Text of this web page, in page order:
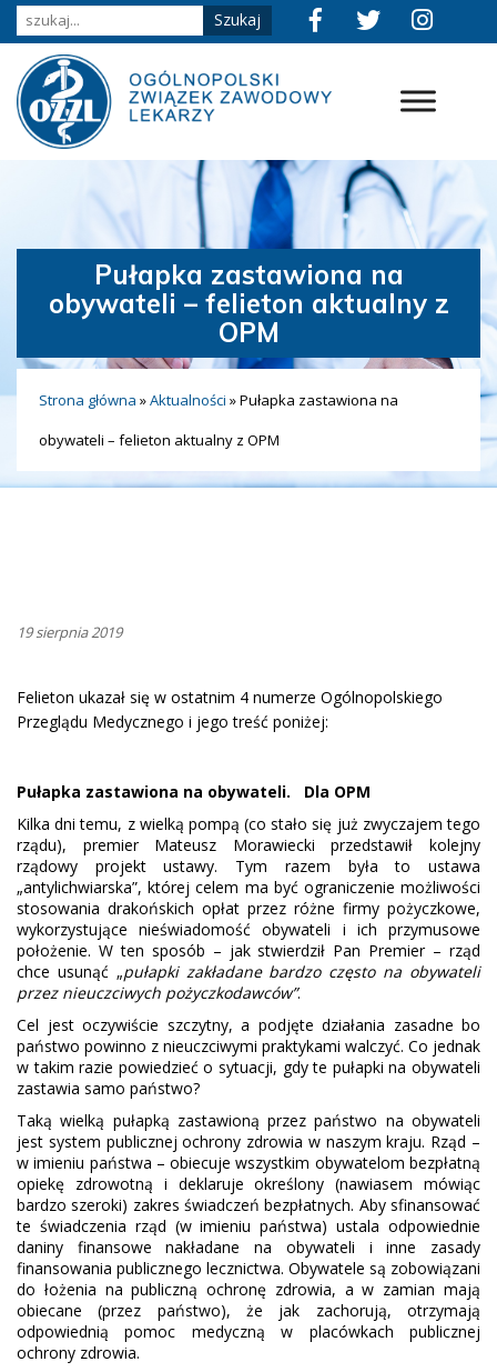
Pułapka zastawiona na
obywateli – felieton aktualny z
OPM
Strona główna »Aktualności »Pułapka zastawiona na
obywateli – felieton aktualny z OPM
19 sierpnia 2019
Felieton ukazał się w ostatnim 4 numerze Ogólnopolskiego
Przeglądu Medycznego i jego treść poniżej:
Pułapka zastawiona na obywateli. Dla OPM
Kilka dni temu, z wielką pompą (co stało się już zwyczajem tego
rządu), premier Mateusz Morawiecki przedstawił kolejny
rządowy projekt ustawy. Tym razem była to ustawa
„antylichwiarska”, której celem ma być ograniczenie możliwości
stosowania drakońskich opłat przez różne firmy pożyczkowe,
wykorzystujące nieświadomość obywateli i ich przymusowe
położenie. W ten sposób – jak stwierdził Pan Premier – rząd
chce usunąć „pułapki zakładane bardzo często na obywateli
przez nieuczciwych pożyczkodawców”.
Cel jest oczywiście szczytny, a podjęte działania zasadne bo
państwo powinno z nieuczciwymi praktykami walczyć. Co jednak
w takim razie powiedzieć o sytuacji, gdy te pułapki na obywateli
zastawia samo państwo?
Taką wielką pułapką zastawioną przez państwo na obywateli
jest system publicznej ochrony zdrowia w naszym kraju. Rząd –
w imieniu państwa – obiecuje wszystkim obywatelom bezpłatną
opiekę zdrowotną i deklaruje określony (nawiasem mówiąc
bardzo szeroki) zakres świadczeń bezpłatnych. Aby sfinansować
te świadczenia rząd (w imieniu państwa) ustala odpowiednie
daniny finansowe nakładane na obywateli i inne zasady
finansowania publicznego lecznictwa. Obywatele są zobowiązani
do łożenia na publiczną ochronę zdrowia, a w zamian mają
obiecane (przez państwo), że jak zachorują, otrzymają
odpowiednią pomoc medyczną w placówkach publicznej
ochrony zdrowia.